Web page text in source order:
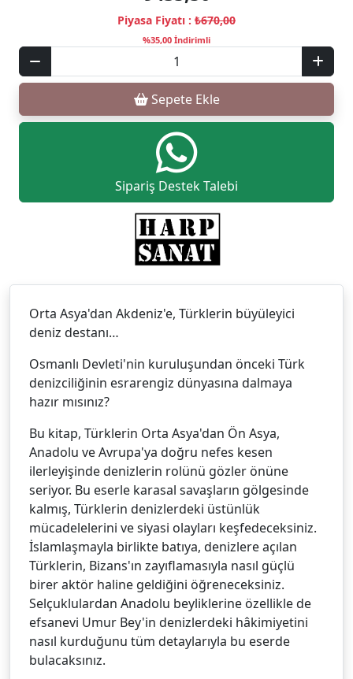
Piyasa Fiyatı : ₺670,00
%35,00 İndirimli
Sepete Ekle
Sipariş Destek Talebi
Orta Asya'dan Akdeniz'e, Türklerin büyüleyici
deniz destanı…
Osmanlı Devleti'nin kuruluşundan önceki Türk
denizciliğinin esrarengiz dünyasına dalmaya
hazır mısınız?
Bu kitap, Türklerin Orta Asya'dan Ön Asya,
Anadolu ve Avrupa'ya doğru nefes kesen
ilerleyişinde denizlerin rolünü gözler önüne
seriyor. Bu eserle karasal savaşların gölgesinde
kalmış, Türklerin denizlerdeki üstünlük
mücadelelerini ve siyasi olayları keşfedeceksiniz.
İslamlaşmayla birlikte batıya, denizlere açılan
Türklerin, Bizans'ın zayıflamasıyla nasıl güçlü
birer aktör haline geldiğini öğreneceksiniz.
Selçuklulardan Anadolu beyliklerine özellikle de
efsanevi Umur Bey'in denizlerdeki hâkimiyetini
nasıl kurduğunu tüm detaylarıyla bu eserde
bulacaksınız.